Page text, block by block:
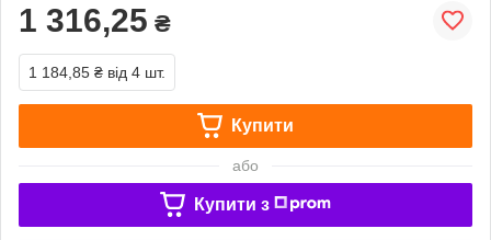
1 316,25 ₴
1 184,85 ₴ від 4 шт.
Купити
або
Купити з